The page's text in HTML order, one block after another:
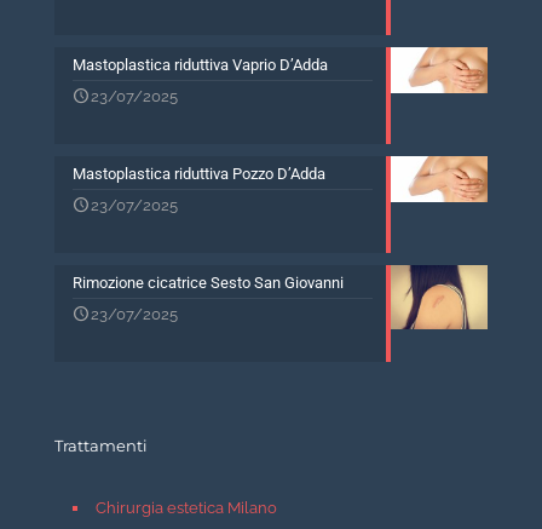
Mastoplastica riduttiva Vaprio D’Adda
23/07/2025
Mastoplastica riduttiva Pozzo D’Adda
23/07/2025
Rimozione cicatrice Sesto San Giovanni
23/07/2025
Trattamenti
Chirurgia estetica Milano